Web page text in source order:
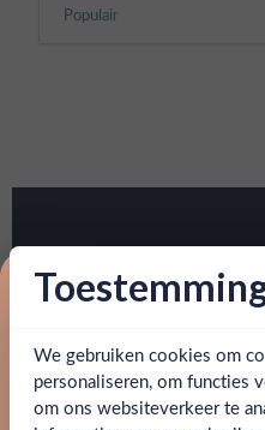
We gebruiken cookies om
personaliseren, om functies
om ons websiteverkeer te
Proost op je
Schrijf je in en ontvang
Email